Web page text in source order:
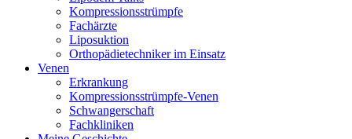
Kompressionsstrümpfe
Fachärzte
Liposuktion
Orthopädietechniker im Einsatz
Venen
Erkrankung
Kompressionsstrümpfe-Venen
Schwangerschaft
Fachkliniken